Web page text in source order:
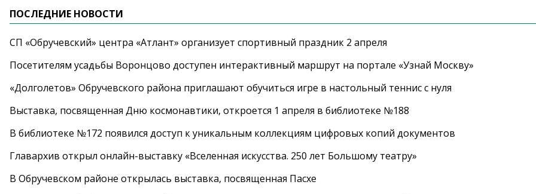
ПОСЛЕДНИЕ НОВОСТИ
СП «Обручевский» центра «Атлант» организует спортивный праздник 2 апреля
Посетителям усадьбы Воронцово доступен интерактивный маршрут на портале «Узнай Москву»
«Долголетов» Обручевского района приглашают обучиться игре в настольный теннис с нуля
Выставка, посвященная Дню космонавтики, откроется 1 апреля в библиотеке №188
В библиотеке №172 появился доступ к уникальным коллекциям цифровых копий документов
Главархив открыл онлайн-выставку «Вселенная искусства. 250 лет Большому театру»
В Обручевском районе открылась выставка, посвященная Пасхе